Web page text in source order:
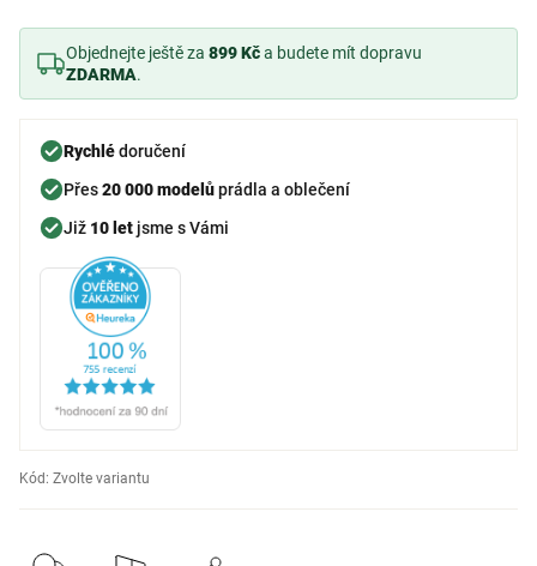
Objednejte ještě za 899 Kča budete mít dopravu
ZDARMA.
Rychlédoručení
Přes20 000 modelůprádla a oblečení
Již 10 let jsme s Vámi
Kód: Zvolte variantu